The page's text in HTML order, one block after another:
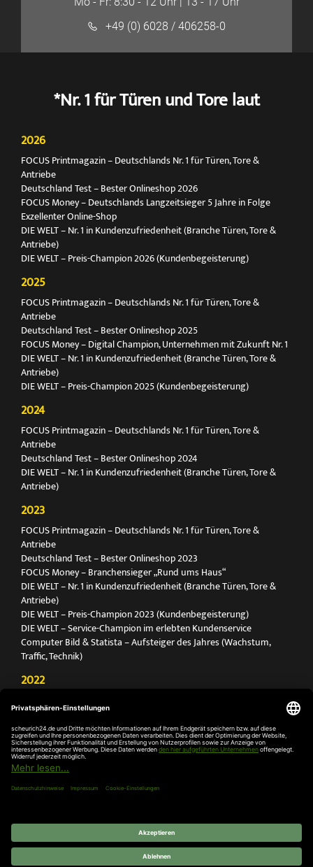
+49 (0) 6028 / 406258-0
*Nr. 1 für Türen und Tore laut
2026
FOCUS Printmagazin – Deutschlands Nr. 1 für Türen, Tore &
Antriebe
Deutschland Test – Bester Onlineshop 2026
FOCUS Money – Deutschlands Langzeitsieger 5 Jahre in Folge
Exzellenter Online-Shop
DIE WELT – Nr. 1 in Kundenzufriedenheit (Branche Türen, Tore &
Antriebe)
DIE WELT – Preis-Champion 2026 (Kundenbegeisterung)
2025
FOCUS Printmagazin – Deutschlands Nr. 1 für Türen, Tore &
Antriebe
Deutschland Test – Bester Onlineshop 2025
FOCUS Money – Digital Champion, Unternehmen mit Zukunft Nr. 1
DIE WELT – Nr. 1 in Kundenzufriedenheit (Branche Türen, Tore &
Antriebe)
DIE WELT – Preis-Champion 2025 (Kundenbegeisterung)
2024
FOCUS Printmagazin – Deutschlands Nr. 1 für Türen, Tore &
Antriebe
Deutschland Test – Bester Onlineshop 2024
DIE WELT – Nr. 1 in Kundenzufriedenheit (Branche Türen, Tore &
Antriebe)
2023
FOCUS Printmagazin – Deutschlands Nr. 1 für Türen, Tore &
Antriebe
Deutschland Test – Bester Onlineshop 2023
FOCUS Money – Branchensieger „Rund ums Haus“
DIE WELT – Nr. 1 in Kundenzufriedenheit (Branche Türen, Tore &
Antriebe)
DIE WELT – Preis-Champion 2023 (Kundenbegeisterung)
DIE WELT – Service-Champion im erlebten Kundenservice
Computer Bild & Statista – Aufsteiger des Jahres (Wachstum,
Traffic, Technik)
2022
Antriebe
Deutschland Test – Bester Onlineshop 2022
FOCUS Money – Branchensieger „Rund ums Haus“
DIE WELT – Service-Champion im erlebten Kundenservice
DIE WELT – Branchengewinner Gold-Rang (Türen, Tore & Antriebe)